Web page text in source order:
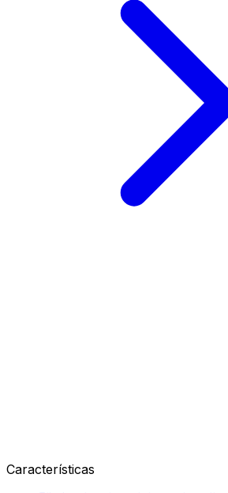
Características